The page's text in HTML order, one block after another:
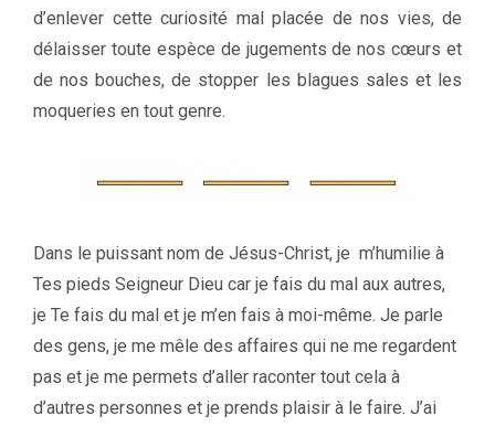
d’enlever cette curiosité mal placée de nos vies, de
délaisser toute espèce de jugements de nos cœurs et
de nos bouches, de stopper les blagues sales et les
moqueries en tout genre.
Dans le puissant nom de Jésus-Christ, je m’humilie à
Tes pieds Seigneur Dieu car je fais du mal aux autres,
je Te fais du mal et je m’en fais à moi-même. Je parle
des gens, je me mêle des affaires qui ne me regardent
pas et je me permets d’aller raconter tout cela à
d’autres personnes et je prends plaisir à le faire. J’ai